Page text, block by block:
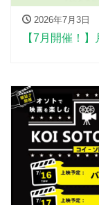
2026年7月3日
【7月開催！